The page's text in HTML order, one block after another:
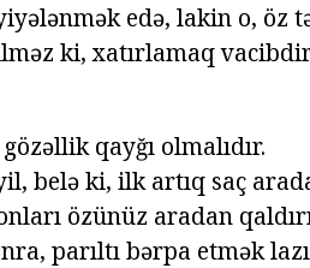
edə, lakin o, öz
ki, xatırlamaq
qayğı olmalıdır.
belə ki, ilk artıq saç
özünüz aradan
parıltı bərpa etmək